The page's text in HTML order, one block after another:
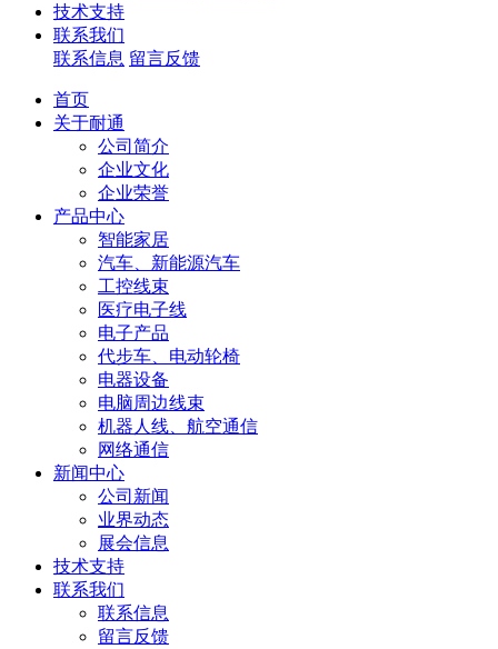
技术支持
联系我们
联系信息 留言反馈
首页
关于耐通
公司简介
企业文化
企业荣誉
产品中心
智能家居
汽车、新能源汽车
工控线束
医疗电子线
电子产品
代步车、电动轮椅
电器设备
电脑周边线束
机器人线、航空通信
网络通信
新闻中心
公司新闻
业界动态
展会信息
技术支持
联系我们
联系信息
留言反馈